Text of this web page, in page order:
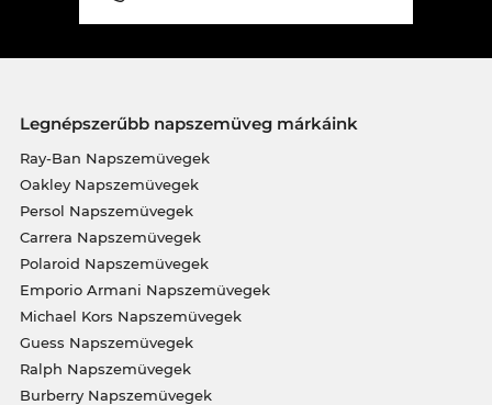
Legnépszerűbb napszemüveg márkáink
Ray-Ban Napszemüvegek
Oakley Napszemüvegek
Persol Napszemüvegek
Carrera Napszemüvegek
Polaroid Napszemüvegek
Emporio Armani Napszemüvegek
Michael Kors Napszemüvegek
Guess Napszemüvegek
Ralph Napszemüvegek
Burberry Napszemüvegek